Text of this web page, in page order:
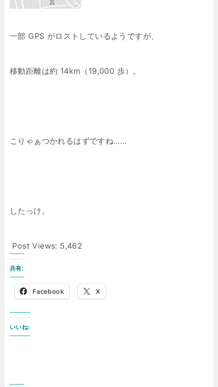
一部 GPS がロストしているようですが、
移動距離は約 14km（19,000 歩）。
こりゃぁつかれるはずですね……
したっけ。
Post Views: 5,462
共有:
Facebook X
いいね: